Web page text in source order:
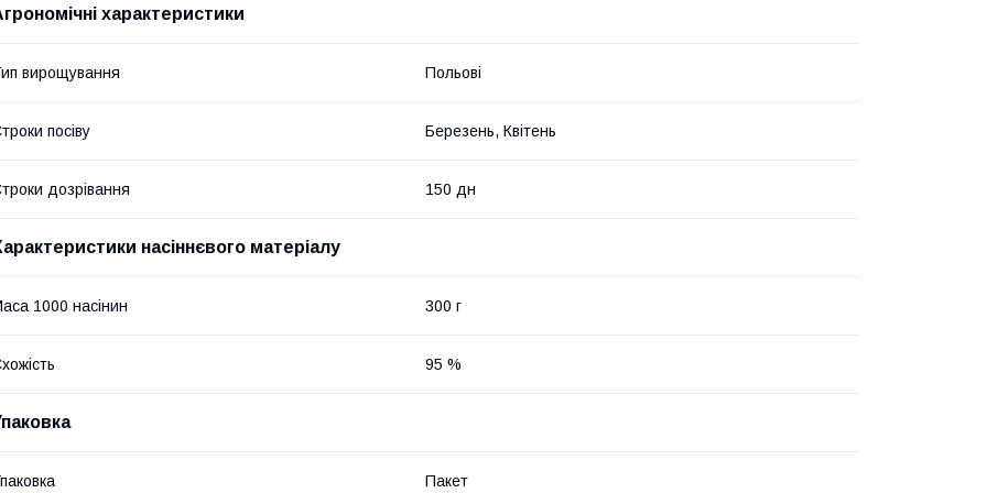
характеристики
вирощування Польові
посіву Березень, Квітень
дозрівання 150 дн
насіннєвого матеріалу
1000 насінин 300 г
95 %
Пакет